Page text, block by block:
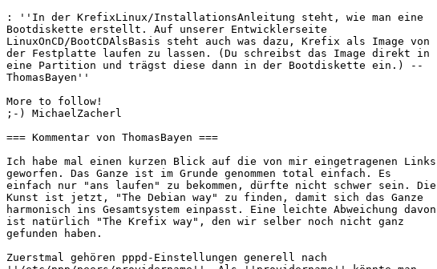
: ''In der KrefixLinux/InstallationsAnleitung steht, wie man eine
Bootdiskette erstellt. Auf unserer Entwicklerseite
LinuxOnCD/BootCDAlsBasis steht auch was dazu, Krefix als Image von
der Festplatte laufen zu lassen. (Du schreibst das Image direkt in
eine Partition und trägst diese dann in der Bootdiskette ein.) --
ThomasBayen''
More to follow!
;-) MichaelZacherl
=== Kommentar von ThomasBayen ===
Ich habe mal einen kurzen Blick auf die von mir eingetragenen Links
geworfen. Das Ganze ist im Grunde genommen total einfach. Es
einfach nur "ans laufen" zu bekommen, dürfte nicht schwer sein. Die
Kunst ist jetzt, "The Debian way" zu finden, damit sich das Ganze
harmonisch ins Gesamtsystem einpasst. Eine leichte Abweichung davon
ist natürlich "The Krefix way", den wir selber noch nicht ganz
gefunden haben.
Zuerstmal gehören pppd-Einstellungen generell nach